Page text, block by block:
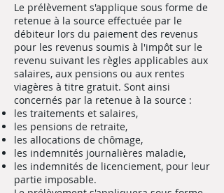
Le prélèvement s'applique sous forme de
retenue à la source effectuée par le
débiteur lors du paiement des revenus
pour les revenus soumis à l'impôt sur le
revenu suivant les règles applicables aux
salaires, aux pensions ou aux rentes
viagères à titre gratuit. Sont ainsi
concernés par la retenue à la source :
les traitements et salaires,
les pensions de retraite,
les allocations de chômage,
les indemnités journalières maladie,
les indemnités de licenciement, pour leur
partie imposable.